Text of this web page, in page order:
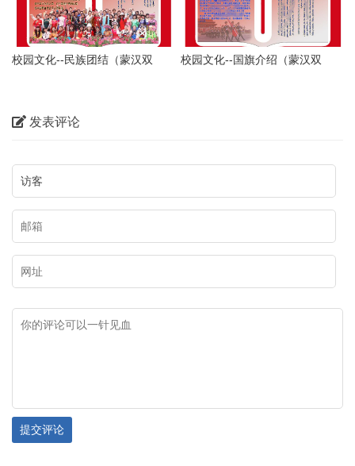
校园文化--民族团结（蒙汉双
校园文化--国旗介绍（蒙汉双
发表评论
提交评论